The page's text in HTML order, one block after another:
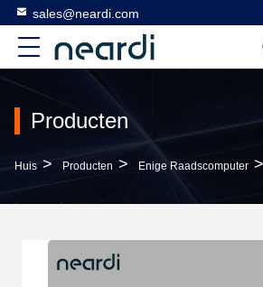
sales@neardi.com
Producten
Huis > Producten > Enige Raadscomputer >